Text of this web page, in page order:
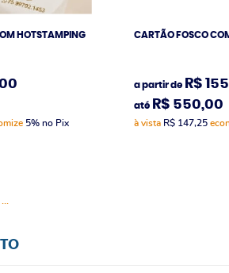
HOTSTAMPING
5% no Pix
CARTÃO FOSCO
a partir de R$
até R$ 550,00
à vista R$ 147,25